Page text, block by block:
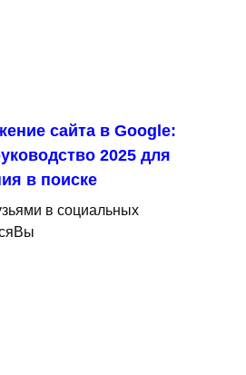
сайта в Google:
2025 для
в поиске
в социальных